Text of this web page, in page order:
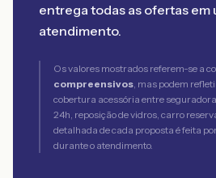
entrega todas as ofertas em
atendimento.
Os valores mostrados referem-se a
compreensivos, mas podem
cobertura acessória entre
24h, reposição de vidros, carro
detalhada de cada proposta é feita
durante o atendimento.